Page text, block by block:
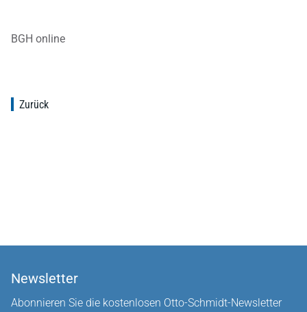
BGH online
Zurück
Newsletter
Abonnieren Sie die kostenlosen Otto-Schmidt-Newsletter